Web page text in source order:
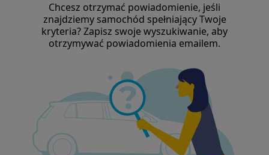
Chcesz otrzymać powiadomienie, jeśli
znajdziemy samochód spełniający Twoje
kryteria? Zapisz swoje wyszukiwanie, aby
otrzymywać powiadomienia emailem.